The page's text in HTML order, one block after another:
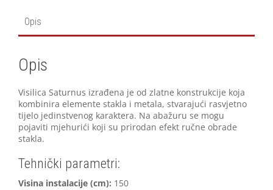
Opis
Opis
Visilica Saturnus izrađena je od zlatne konstrukcije koja
kombinira elemente stakla i metala, stvarajući rasvjetno
tijelo jedinstvenog karaktera. Na abažuru se mogu
pojaviti mjehurići koji su prirodan efekt ručne obrade
stakla.
Tehnički parametri:
Visina instalacije (cm): 150